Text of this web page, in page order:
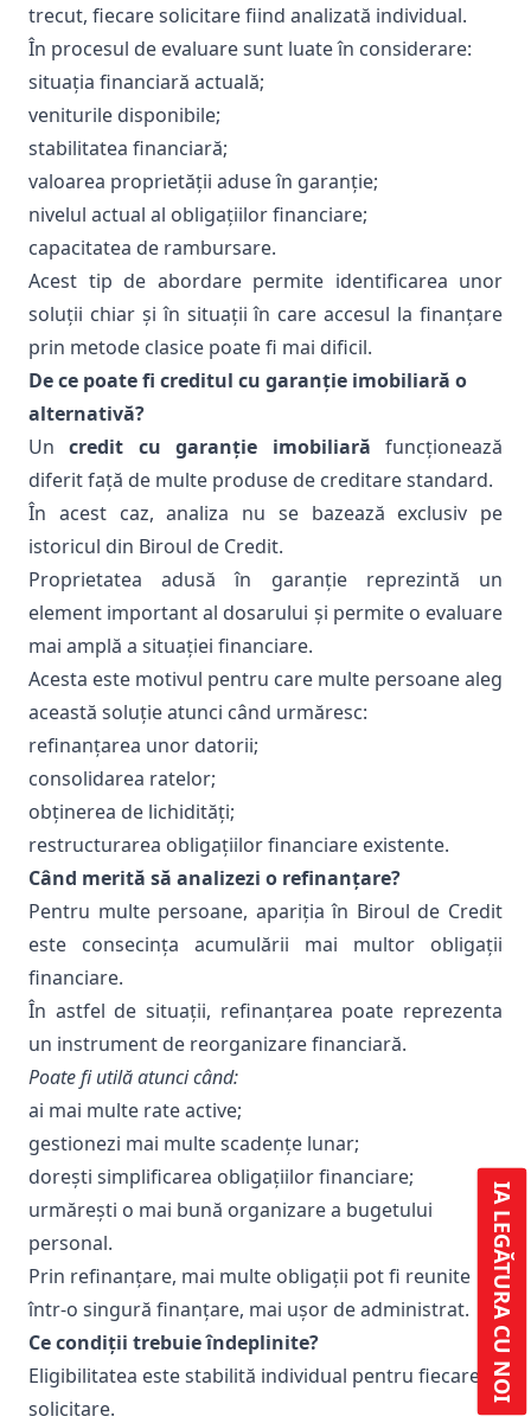
trecut, fiecare solicitare fiind analizată individual.
În procesul de evaluare sunt luate în considerare:
situația financiară actuală;
veniturile disponibile;
stabilitatea financiară;
valoarea proprietății aduse în garanție;
nivelul actual al obligațiilor financiare;
capacitatea de rambursare.
Acest tip de abordare permite identificarea unor
soluții chiar și în situații în care accesul la finanțare
prin metode clasice poate fi mai dificil.
De ce poate fi creditul cu garanție imobiliară o
alternativă?
Uncredit cu garanție imobiliară funcționează
diferit față de multe produse de creditare standard.
În acest caz, analiza nu se bazează exclusiv pe
istoricul din Biroul de Credit.
Proprietatea adusă în garanție reprezintă un
element important al dosarului și permite o evaluare
mai amplă a situației financiare.
Acesta este motivul pentru care multe persoane aleg
această soluție atunci când urmăresc:
refinanțarea unor datorii;
consolidarea ratelor;
obținerea de lichidități;
restructurarea obligațiilor financiare existente.
Când merită să analizezi o refinanțare?
Pentru multe persoane, apariția în Biroul de Credit
este consecința acumulării mai multor obligații
financiare.
În astfel de situații, refinanțarea poate reprezenta
un instrument de reorganizare financiară.
Poate fi utilă atunci când:
ai mai multe rate active;
gestionezi mai multe scadențe lunar;
dorești simplificarea obligațiilor financiare;
urmărești o mai bună organizare a bugetului
personal.
Prin refinanțare, mai multe obligații pot fi reunite
într-o singură finanțare, mai ușor de administrat.
Ce condiții trebuie îndeplinite?
Eligibilitatea este stabilită individual pentru fiecare
solicitare.
IA LEGĂTURA CU NOI